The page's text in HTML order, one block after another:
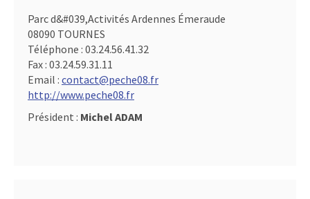
Parc d&#039,Activités Ardennes Émeraude
08090 TOURNES
Téléphone : 03.24.56.41.32
Fax : 03.24.59.31.11
Email : contact@peche08.fr
http://www.peche08.fr
Président : Michel ADAM